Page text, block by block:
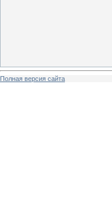
Полная версия сайта